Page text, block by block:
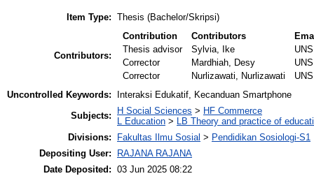
Item Type: Thesis (Bachelor/Skripsi)
Contributors:
Contribution Contributors
Thesis advisor
Sylvia, Ike
Corrector
Mardhiah, Desy
Corrector
Nurlizawati, Nurlizawati
Uncontrolled Keywords:
Interaksi Edukatif, Kecanduan Smartphone
Subjects:
H Social Sciences > HF Commerce
L Education > LB Theory and practice of
Divisions:
Fakultas Ilmu Sosial > Pendidikan Sosiologi-S1
Depositing User:
RAJANA RAJANA
Date Deposited: 03 Jun 2025 08:22